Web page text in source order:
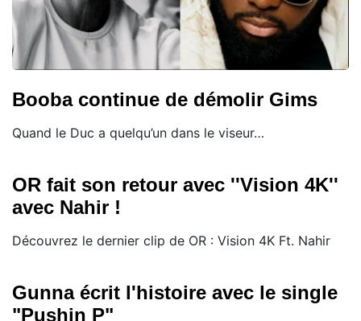
Booba continue de démolir Gims
Quand le Duc a quelqu’un dans le viseur…
OR fait son retour avec ''Vision 4K''
avec Nahir !
Découvrez le dernier clip de OR : Vision 4K Ft. Nahir
Gunna écrit l'histoire avec le single
"Pushin P"